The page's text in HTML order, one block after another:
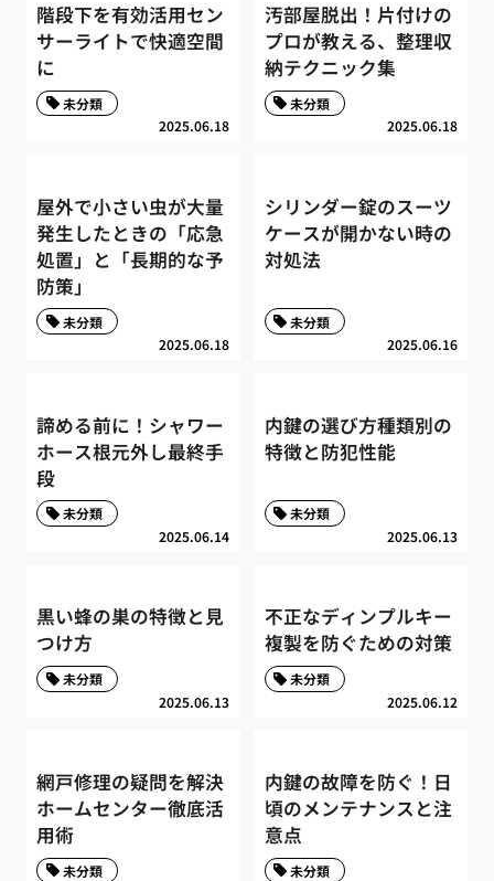
階段下を有効活用セン
サーライトで快適空間
に
2025.06.18
未分類
汚部屋脱出！片付けの
プロが教える、整理収
納テクニック集
2025.06.18
未分類
屋外で小さい虫が大量
発生したときの「応急
処置」と「長期的な予
防策」
2025.06.18
未分類
シリンダー錠のスーツ
ケースが開かない時の
対処法
2025.06.16
未分類
諦める前に！シャワー
ホース根元外し最終手
段
2025.06.14
未分類
内鍵の選び方種類別の
特徴と防犯性能
2025.06.13
未分類
黒い蜂の巣の特徴と見
つけ方
2025.06.13
未分類
不正なディンプルキー
複製を防ぐための対策
2025.06.12
未分類
網戸修理の疑問を解決
ホームセンター徹底活
用術
未分類
内鍵の故障を防ぐ！日
頃のメンテナンスと注
意点
未分類